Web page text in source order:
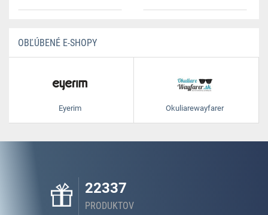
OBĽÚBENÉ E-SHOPY
Eyerim Okuliarewayfarer
22337
PRODUKTOV